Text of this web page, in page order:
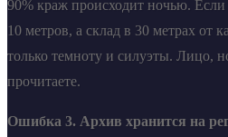
90% краж происходит ночью.
10 метров, а склад в 30 метрах
только темноту и силуэты.
прочитаете.
Ошибка 3. Архив хранится на